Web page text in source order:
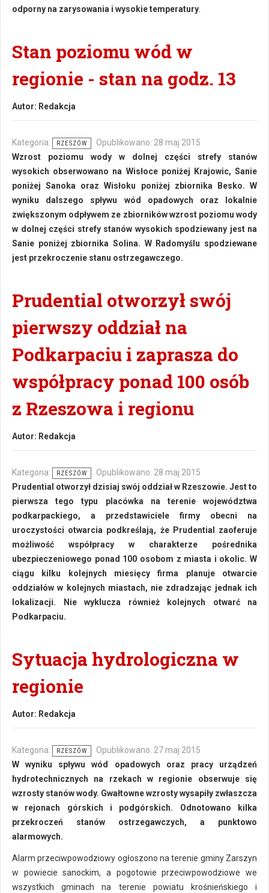
odporny na zarysowania i wysokie temperatury
Stan poziomu wód w
regionie - stan na godz. 13
Autor: Redakcja
Kategoria: RZESZÓW
Opublikowano: 28 maj 2015
Wzrost poziomu wody w dolnej części strefy stanów
wysokich obserwowano na Wisłoce poniżej Krajowic, Sanie
poniżej Sanoka oraz Wisłoku poniżej zbiornika Besko. W
wyniku dalszego spływu wód opadowych oraz lokalnie
zwiększonym odpływem ze zbiorników wzrost poziomu wody
w dolnej części strefy stanów wysokich spodziewany jest na
Sanie poniżej zbiornika Solina. W Radomyślu spodziewane
jest przekroczenie stanu ostrzegawczego.
Prudential otworzył swój
pierwszy oddział na
Podkarpaciu i zaprasza do
współpracy ponad 100 osób
z Rzeszowa i regionu
Autor: Redakcja
Kategoria: RZESZÓW
Opublikowano: 28 maj 2015
Prudential otworzył dzisiaj swój oddział w Rzeszowie. Jest to
pierwsza tego typu placówka na terenie województwa
podkarpackiego, a przedstawiciele firmy obecni na
uroczystości otwarcia podkreślają, że Prudential zaoferuje
możliwość współpracy w charakterze pośrednika
ubezpieczeniowego ponad 100 osobom z miasta i okolic. W
ciągu kilku kolejnych miesięcy firma planuje otwarcie
oddziałów w kolejnych miastach, nie zdradzając jednak ich
lokalizacji. Nie wyklucza również kolejnych otwarć na
Podkarpaciu.
Sytuacja hydrologiczna w
regionie
Autor: Redakcja
Kategoria: RZESZÓW
Opublikowano: 27 maj 2015
W wyniku spływu wód opadowych oraz pracy urządzeń
hydrotechnicznych na rzekach w regionie obserwuje się
wzrosty stanów wody. Gwałtowne wzrosty wysapiły zwłaszcza
w rejonach górskich i podgórskich. Odnotowano kilka
przekroczeń stanów ostrzegawczych, a punktowo
alarmowych.
Alarm przeciwpowodziowy ogłoszono na terenie gminy Zarszyn
w powiecie sanockim, a pogotowie przeciwpowodziowe we
wszystkich gminach na terenie powiatu krośnieńskiego i